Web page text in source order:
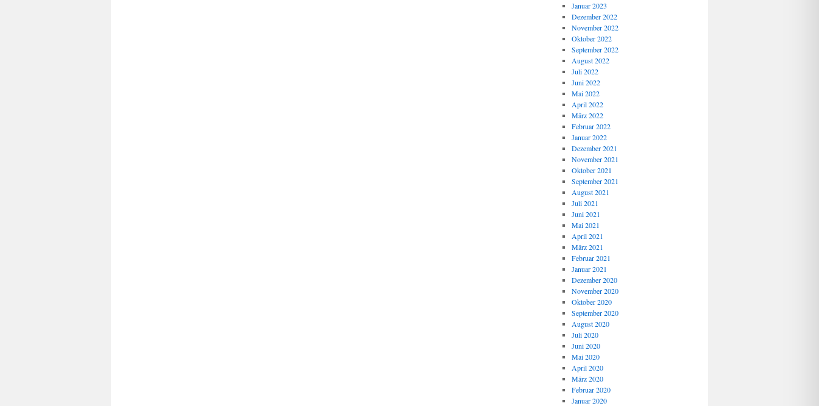
Januar 2023
Dezember 2022
November 2022
Oktober 2022
September 2022
August 2022
Juli 2022
Juni 2022
Mai 2022
April 2022
März 2022
Februar 2022
Januar 2022
Dezember 2021
November 2021
Oktober 2021
September 2021
August 2021
Juli 2021
Juni 2021
Mai 2021
April 2021
März 2021
Februar 2021
Januar 2021
Dezember 2020
November 2020
Oktober 2020
September 2020
August 2020
Juli 2020
Juni 2020
Mai 2020
April 2020
März 2020
Februar 2020
Januar 2020